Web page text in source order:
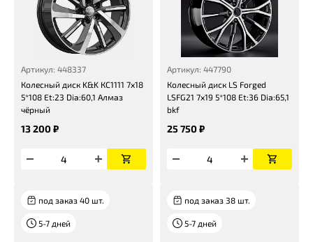
Артикул: 448337
Колесный диск K&K КС1111 7x18
5*108 Et:23 Dia:60,1 Алмаз
чёрный
13 200 ₽
Артикул: 447790
Колесный диск LS Forged
LSFG21 7x19 5*108 Et:36 Dia:65,1
bkf
25 750 ₽
под заказ 40 шт.
5-7 дней
под заказ 38 шт.
5-7 дней